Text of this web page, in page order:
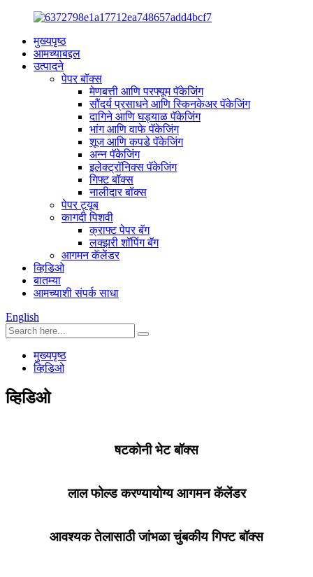
मुख्यपृष्ठ
आमच्याबद्दल
उत्पादने
पेपर बॉक्स
मेणबत्ती आणि परफ्यूम पॅकेजिंग
सौंदर्य प्रसाधने आणि स्किनकेअर पॅकेजिंग
दागिने आणि घड्याळ पॅकेजिंग
भांग आणि वाफे पॅकेजिंग
शूज आणि कपडे पॅकेजिंग
अन्न पॅकेजिंग
इलेक्ट्रॉनिक्स पॅकेजिंग
गिफ्ट बॉक्स
नालीदार बॉक्स
पेपर ट्यूब
कागदी पिशवी
क्राफ्ट पेपर बॅग
लक्झरी शॉपिंग बॅग
आगमन कॅलेंडर
व्हिडिओ
बातम्या
आमच्याशी संपर्क साधा
English
मुख्यपृष्ठ
व्हिडिओ
व्हिडिओ
षटकोनी भेट बॉक्स
लाल फोल्ड करण्यायोग्य आगमन कॅलेंडर
आवश्यक तेलासाठी जांभळा चुंबकीय गिफ्ट बॉक्स